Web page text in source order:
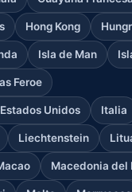
Hong Kong
Isla de Man
Feroe
Unidos Italia
Liechtenstein
Macedonia del